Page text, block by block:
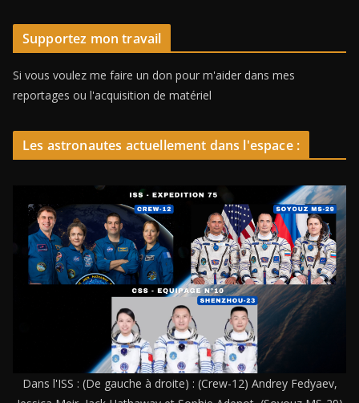
Supportez mon travail
Si vous voulez me faire un don pour m'aider dans mes
reportages ou l'acquisition de matériel
Les astronautes actuellement dans l'espace :
Dans l'ISS : (De gauche à droite) : (Crew-12) Andrey Fedyaev,